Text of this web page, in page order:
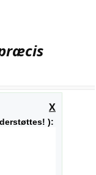
X
):